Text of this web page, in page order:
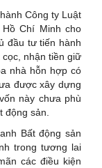
Công ty Luật
Chí Minh cho
đầu tư tiến hành
nhận tiền giữ
nhà hỗn hợp có
được xây dựng
này chưa phù
động sản.
Bất động sản
trong tương lai
các điều kiện